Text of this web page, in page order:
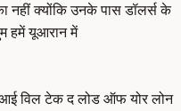
नहीं क्योंकि उनके पास डॉलर्स के
हमें यूआरान में
विल टेक द लोड ऑफ योर लोन